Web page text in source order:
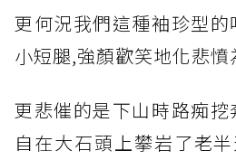
更何況我們這種袖珍型
小短腿,強顏歡笑地化悲
更悲催的是下山時路痴
自在大石頭上攀岩了老